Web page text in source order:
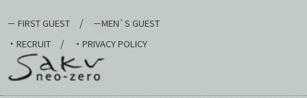
－ FIRST GUEST / －MEN`S GUEST
・ RECRUIT / ・PRIVACY POLICY